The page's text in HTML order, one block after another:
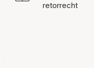
retorrecht